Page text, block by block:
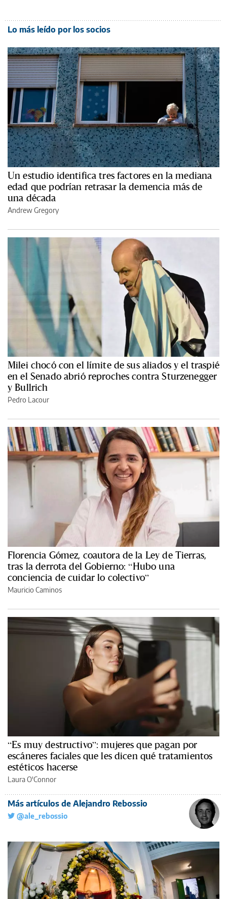
Lo más leído por los socios
Un estudio identifica tres factores en la mediana
edad que podrían retrasar la demencia más de
una década
Andrew Gregory
Milei chocó con el límite de sus aliados y el traspié
en el Senado abrió reproches contra Sturzenegger
y Bullrich
Pedro Lacour
Florencia Gómez, coautora de la Ley de Tierras,
tras la derrota del Gobierno: “Hubo una
conciencia de cuidar lo colectivo”
Mauricio Caminos
“Es muy destructivo”: mujeres que pagan por
escáneres faciales que les dicen qué tratamientos
estéticos hacerse
Laura O'Connor
Más artículos de Alejandro Rebossio
@ale_rebossio